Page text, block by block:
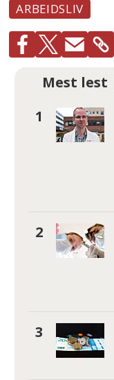
ARBEIDSLIV
Mest lest